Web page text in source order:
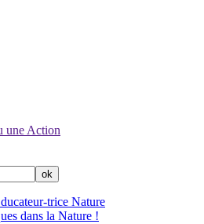
une Action
trice Nature
dans la Nature !